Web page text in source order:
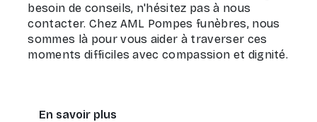
besoin de conseils, n'hésitez pas à nous
contacter. Chez AML Pompes funèbres, nous
sommes là pour vous aider à traverser ces
moments difficiles avec compassion et dignité.
En savoir plus